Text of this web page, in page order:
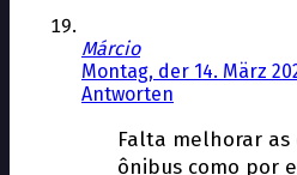
Márcio
Montag, der 14. März
Antworten
Falta melhorar as
ônibus como por